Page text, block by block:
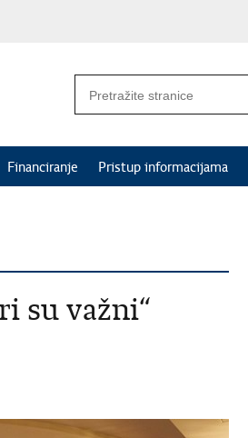
Financiranje Pristup informacijama
su važni“